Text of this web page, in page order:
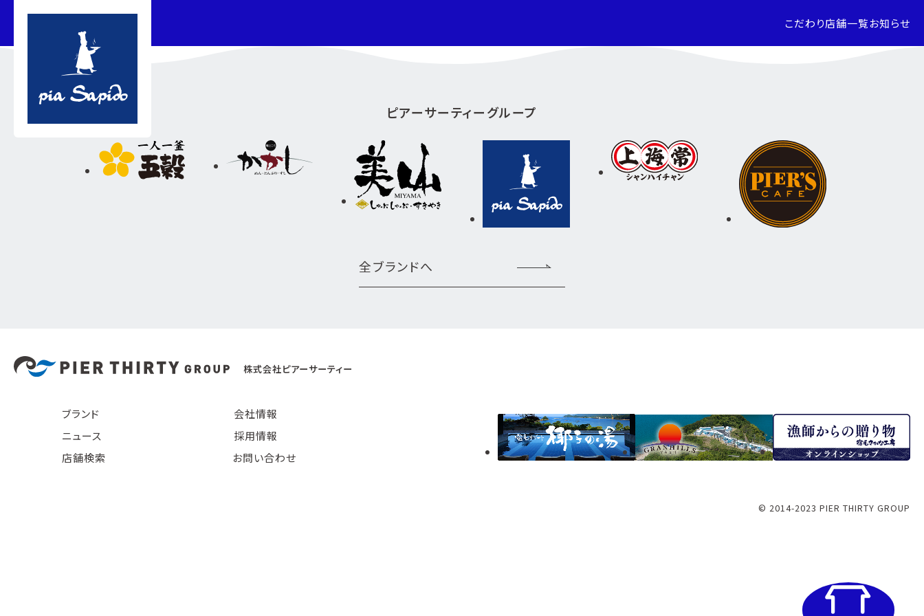
こだわり店舗一覧お知らせ
ピアーサーティーグループ
全ブランドへ
株式会社ピアーサーティー
ブランド
会社情報
ニュース
採用情報
店舗検索
お問い合わせ
© 2014-2023 PIER THIRTY GROUP